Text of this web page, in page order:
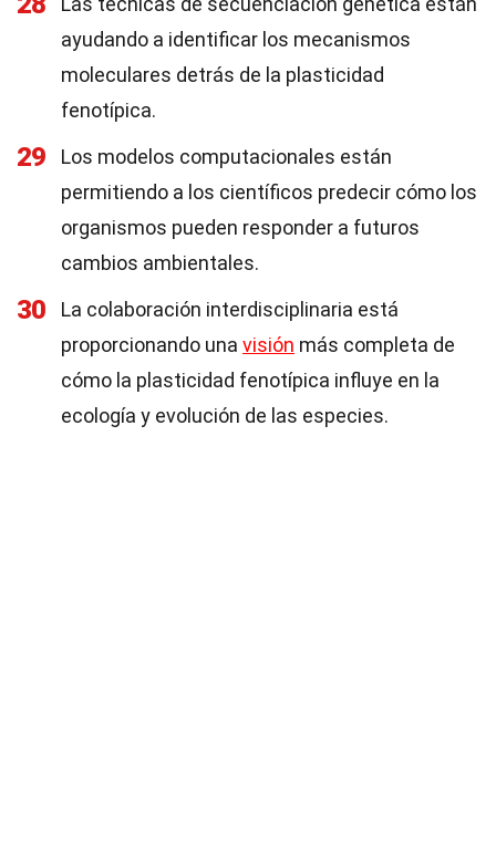
ayudando a identificar los mecanismos
moleculares detrás de la plasticidad
fenotípica.
29
Los modelos computacionales están
permitiendo a los científicos predecir cómo los
organismos pueden responder a futuros
cambios ambientales.
30
La colaboración interdisciplinaria está
proporcionando una visión más completa de
cómo la plasticidad fenotípica influye en la
ecología y evolución de las especies.